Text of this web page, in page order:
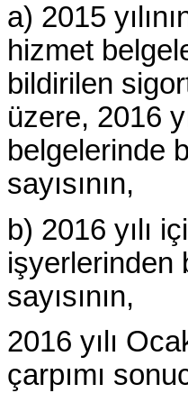
a) 2015
hizmet
bildirilen
üzere, 2016
belgelerinde
sayısının,
b) 2016 yılı
işyerlerinden
sayısının,
2016 yılı
çarpımı